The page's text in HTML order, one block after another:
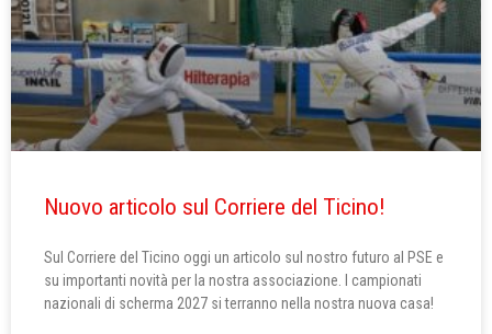
Nuovo articolo sul Corriere del Ticino!
Sul Corriere del Ticino oggi un articolo sul nostro futuro al PSE e
su importanti novità per la nostra associazione. I campionati
nazionali di scherma 2027 si terranno nella nostra nuova casa!